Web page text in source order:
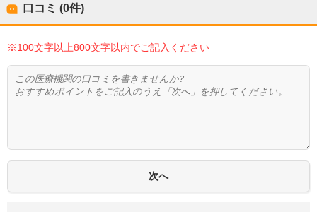
口コミ (0件)
※100文字以上800文字以内でご記入ください